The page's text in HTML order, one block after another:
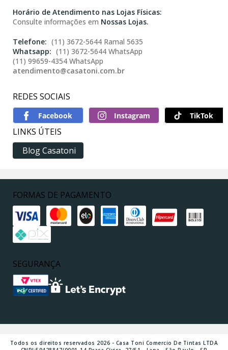
Horário de Atendimento nas Lojas Físicas:
Consulte informações em Nossas Lojas.
(11) 3672-5644 Ramal 5635
(11) 3672-5644 WhatsApp
(11) 99659-4354 WhatsApp
atendimento@casatoni.com.br
REDES SOCIAIS
TikTok
LINKS ÚTEIS
Blog Casatoni
FORMAS DE PAGAMENTO
SEGURANÇA
Todos os direitos reservados 2026 - Casa Toni Comercio De Tintas LTDA